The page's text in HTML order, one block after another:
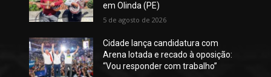
em Olinda (PE)
5 de agosto de 2026
Cidade lança candidatura com
Arena lotada e recado à oposição:
“Vou responder com trabalho”